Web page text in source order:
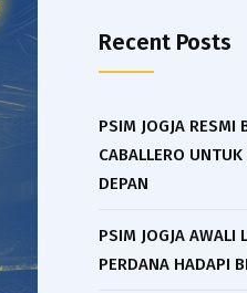
Recent Posts
PSIM JOGJA RESMI
CABALLERO
DEPAN
PSIM JOGJA AWALI
PERDANA HADAPI